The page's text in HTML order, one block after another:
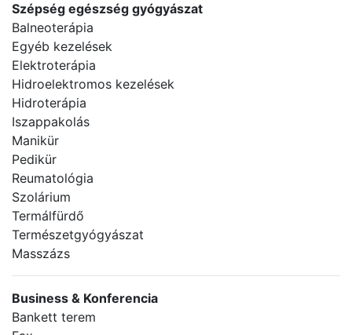
Szépség egészség gyógyászat
Balneoterápia
Egyéb kezelések
Elektroterápia
Hidroelektromos kezelések
Hidroterápia
Iszappakolás
Manikür
Pedikür
Reumatológia
Szolárium
Termálfürdő
Természetgyógyászat
Masszázs
Business & Konferencia
Bankett terem